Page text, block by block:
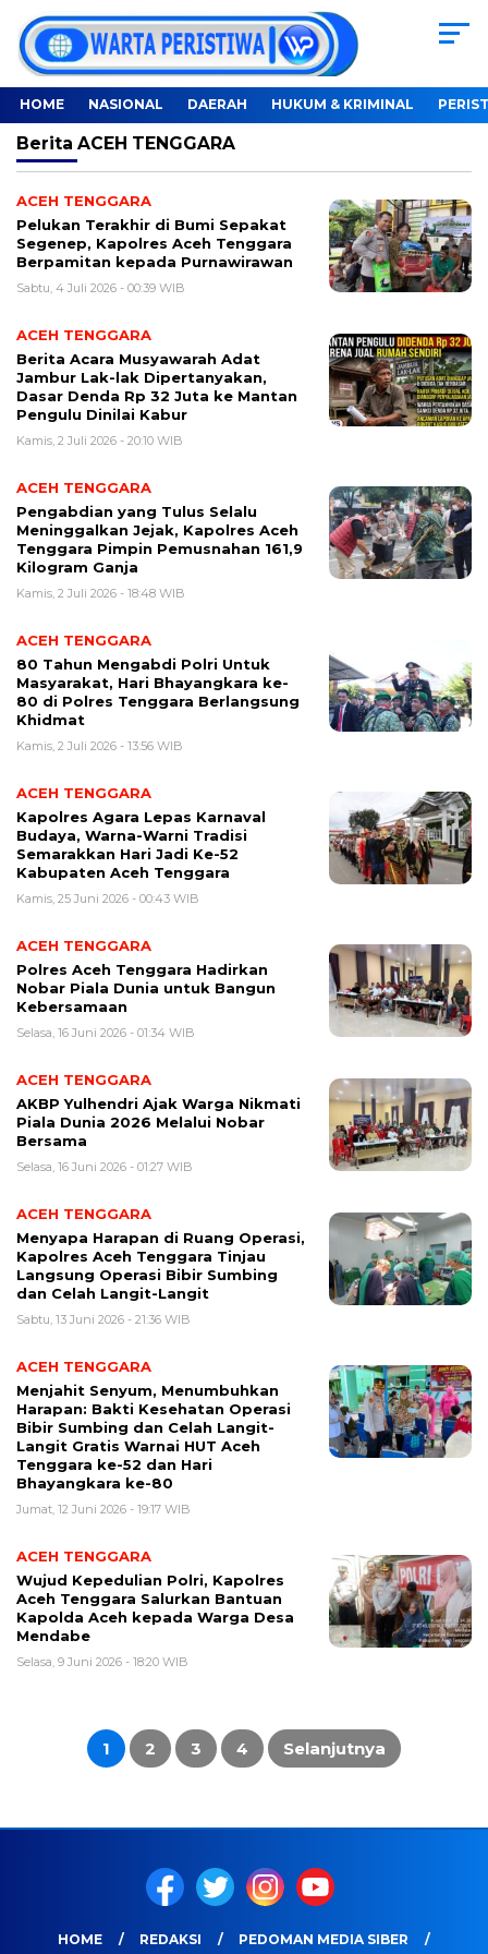
HOME NASIONAL DAERAH HUKUM & KRIMINAL
Berita ACEH TENGGARA
ACEH TENGGARA
Pelukan Terakhir di Bumi Sepakat
Segenep, Kapolres Aceh Tenggara
Berpamitan kepada Purnawirawan
Sabtu, 4 Juli 2026 - 00:39 WIB
ACEH TENGGARA
Berita Acara Musyawarah Adat
Jambur Lak-lak Dipertanyakan,
Dasar Denda Rp 32 Juta ke Mantan
Pengulu Dinilai Kabur
Kamis, 2 Juli 2026 - 20:10 WIB
ACEH TENGGARA
Pengabdian yang Tulus Selalu
Meninggalkan Jejak, Kapolres Aceh
Tenggara Pimpin Pemusnahan 161,9
Kilogram Ganja
Kamis, 2 Juli 2026 - 18:48 WIB
ACEH TENGGARA
80 Tahun Mengabdi Polri Untuk
Masyarakat, Hari Bhayangkara ke-
80 di Polres Tenggara Berlangsung
Khidmat
Kamis, 2 Juli 2026 - 13:56 WIB
ACEH TENGGARA
Kapolres Agara Lepas Karnaval
Budaya, Warna-Warni Tradisi
Semarakkan Hari Jadi Ke-52
Kabupaten Aceh Tenggara
Kamis, 25 Juni 2026 - 00:43 WIB
ACEH TENGGARA
Polres Aceh Tenggara Hadirkan
Nobar Piala Dunia untuk Bangun
Kebersamaan
Selasa, 16 Juni 2026 - 01:34 WIB
ACEH TENGGARA
AKBP Yulhendri Ajak Warga Nikmati
Piala Dunia 2026 Melalui Nobar
Bersama
Selasa, 16 Juni 2026 - 01:27 WIB
ACEH TENGGARA
Menyapa Harapan di Ruang Operasi,
Kapolres Aceh Tenggara Tinjau
Langsung Operasi Bibir Sumbing
dan Celah Langit-Langit
Sabtu, 13 Juni 2026 - 21:36 WIB
ACEH TENGGARA
Menjahit Senyum, Menumbuhkan
Harapan: Bakti Kesehatan Operasi
Bibir Sumbing dan Celah Langit-
Langit Gratis Warnai HUT Aceh
Tenggara ke-52 dan Hari
Bhayangkara ke-80
Jumat, 12 Juni 2026 - 19:17 WIB
ACEH TENGGARA
Wujud Kepedulian Polri, Kapolres
Aceh Tenggara Salurkan Bantuan
Kapolda Aceh kepada Warga Desa
Mendabe
Selasa, 9 Juni 2026 - 18:20 WIB
Paginasi
1 2 3 4 Selanjutnya
HOME REDAKSI PEDOMAN MEDIA SIBER